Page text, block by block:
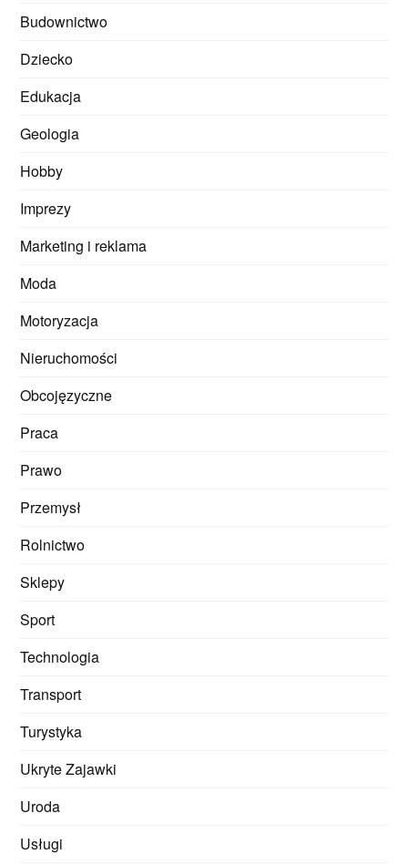
Budownictwo
Dziecko
Edukacja
Geologia
Hobby
Imprezy
Marketing i reklama
Moda
Motoryzacja
Nieruchomości
Obcojęzyczne
Praca
Prawo
Przemysł
Rolnictwo
Sklepy
Sport
Technologia
Transport
Turystyka
Ukryte Zajawki
Uroda
Usługi